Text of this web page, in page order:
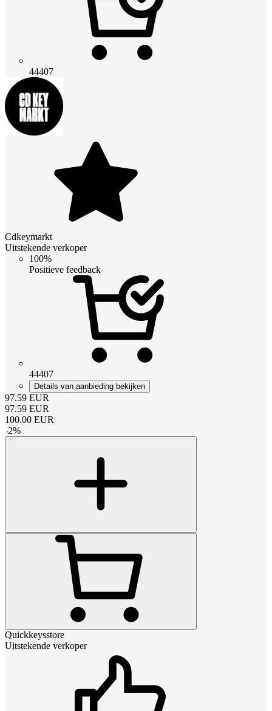
44407
Cdkeymarkt
Uitstekende verkoper
100%
Positieve feedback
44407
Details van aanbieding bekijken
97.59 EUR
97.59 EUR
100.00 EUR
-2%
Quickkeysstore
Uitstekende verkoper